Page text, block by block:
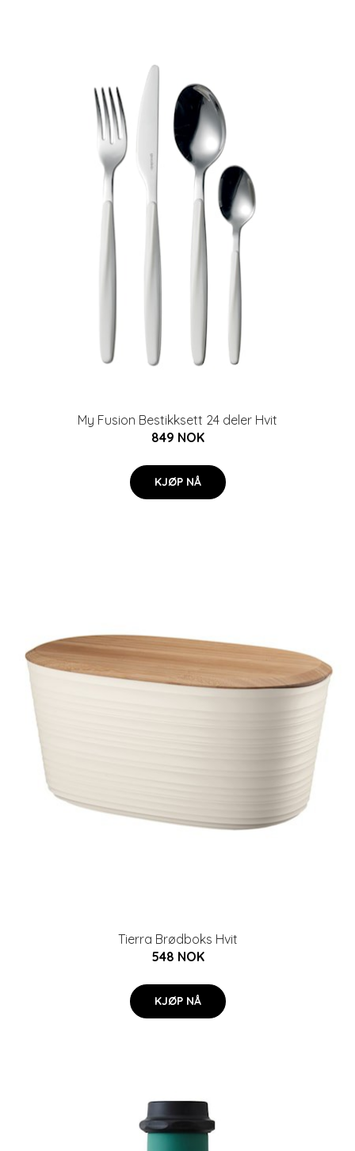
My Fusion Bestikksett 24 deler Hvit
849 NOK
KJØP NÅ
Tierra Brødboks Hvit
548 NOK
KJØP NÅ